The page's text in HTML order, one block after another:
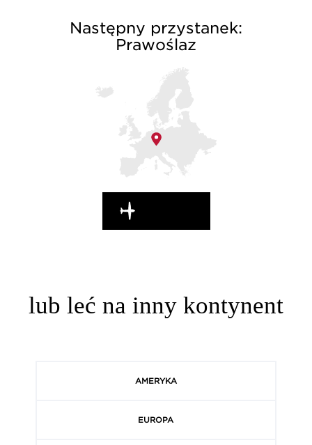
Następny przystanek:
Prawoślaz
lub leć na inny kontynent
AMERYKA
EUROPA